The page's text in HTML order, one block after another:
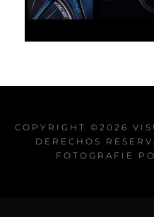
COPYRIGHT ©2026
DERECHOS
FOTOGRAFIE